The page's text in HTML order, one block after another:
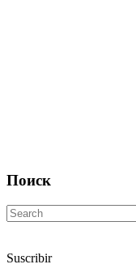
Поиск
Suscribir